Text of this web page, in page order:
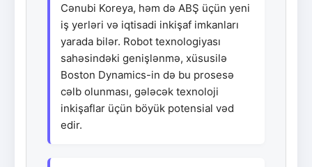
Cənubi Koreya, həm də ABŞ üçün yeni
iş yerləri və iqtisadi inkişaf imkanları
yarada bilər. Robot texnologiyası
sahəsindəki genişlənmə, xüsusilə
Boston Dynamics-in də bu prosesə
cəlb olunması, gələcək texnoloji
inkişaflar üçün böyük potensial vəd
edir.